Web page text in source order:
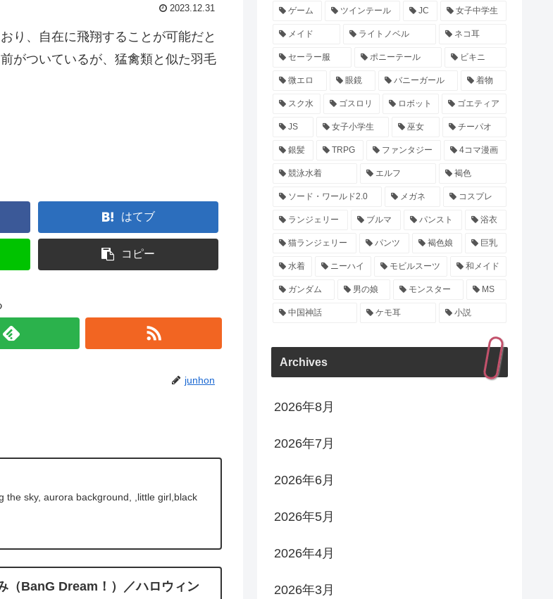
2023.12.31
り、自在に飛翔することが可能だと
がついているが、猛禽類と似た羽毛
はてブ
コピー
junhon
the sky, aurora background, ,little girl,black
BanG Dream！）／ハロウィン
ゲーム ツインテール JC 女子中学生
メイド ライトノベル ネコ耳
セーラー服 ポニーテール ビキニ
微エロ 眼鏡 バニーガール 着物
スク水 ゴスロリ ロボット ゴエティア
JS 女子小学生 巫女 チーパオ
銀髪 TRPG ファンタジー 4コマ漫画
競泳水着 エルフ 褐色
ソード・ワールド2.0 メガネ コスプレ
ランジェリー ブルマ パンスト 浴衣
猫ランジェリー パンツ 褐色娘 巨乳
水着 ニーハイ モビルスーツ 和メイド
ガンダム 男の娘 モンスター MS
中国神話 ケモ耳 小説
Archives
2026年8月
2026年7月
2026年6月
2026年5月
2026年4月
2026年3月